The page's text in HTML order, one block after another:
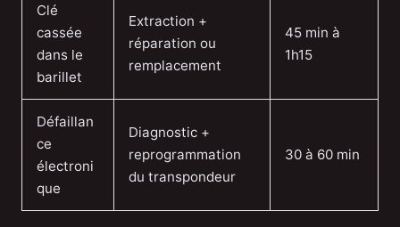
Clé
cassée
dans le
barillet
Extraction +
réparation ou
remplacement
45 min à
1h15
Défaillan
ce
électroni
que
Diagnostic +
reprogrammation
du transpondeur
30 à 60 min